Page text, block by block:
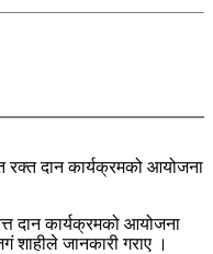
रक्त दान कार्यक्रमको आयोजना
दान कार्यक्रमको आयोजना
जानकारी गराए ।